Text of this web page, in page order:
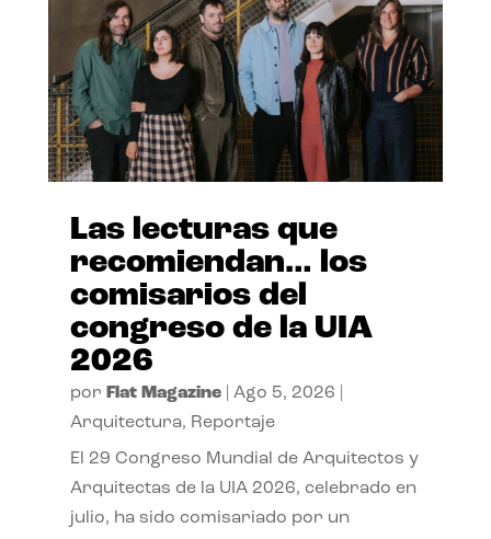
Las lecturas que
recomiendan… los
comisarios del
congreso de la UIA
2026
por Flat Magazine| Ago 5, 2026
Arquitectura, Reportaje
El 29 Congreso Mundial de Arquitectos y
Arquitectas de la UIA 2026, celebrado en
julio, ha sido comisariado por un